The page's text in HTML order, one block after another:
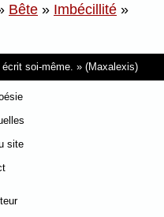
Bête » Imbécillité »
soi-même. (Maxalexis)
site